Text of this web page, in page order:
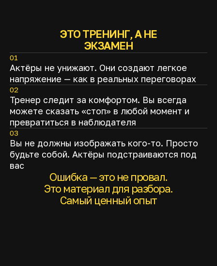
ЭТО ТРЕНИНГ, А НЕ
ЭКЗАМЕН
01
Актёры не унижают. Они создают легкое
напряжение — как в реальных переговорах
02
Тренер следит за комфортом. Вы всегда
можете сказать «стоп» в любой момент и
превратиться в наблюдателя
03
Вы не должны изображать кого-то. Просто
будьте собой. Актёры подстраиваются под
вас
Ошибка — это не провал.
Это материал для разбора.
Самый ценный опыт